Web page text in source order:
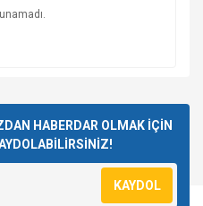
HABERDAR OLMAK İÇİN
KAYDOL